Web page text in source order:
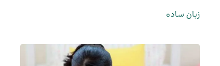
زبان ساده